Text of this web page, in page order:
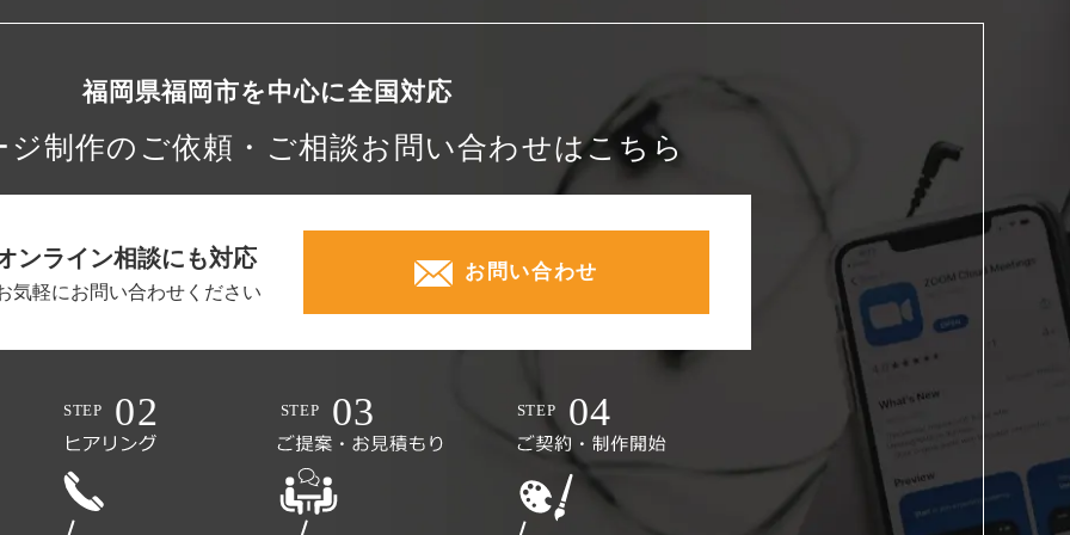
福岡県福岡市を中心に全国対応
ジ制作の ご依頼・ご相談お問い合わせはこちら
ンライン相談にも対応
気軽にお問い合わせください
お問い合わせ